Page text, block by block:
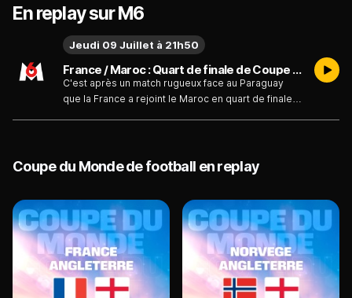
En replay sur M6
France / Maroc : Quart de finale de Coupe du monde FIFA 2026 - Football - France / Maroc - Émission du jeudi 9 juillet
C'est après un match rugueux face au Paraguay
que la France a rejoint le Maroc en quart de finale.
Jeudi 09 Juillet à 21h50
Coupe du Monde de football en replay